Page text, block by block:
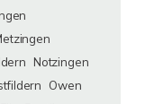
Notzingen
Owen